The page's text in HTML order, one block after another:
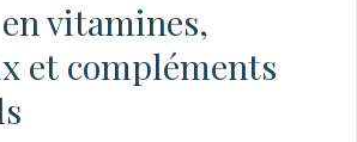
vitamines,
et compléments